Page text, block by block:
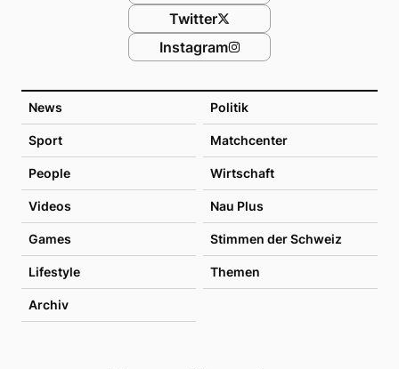
News Politik
Sport Matchcenter
People Wirtschaft
Videos Nau Plus
Games Stimmen der Schweiz
Lifestyle Themen
Archiv
Twitter
Instagram